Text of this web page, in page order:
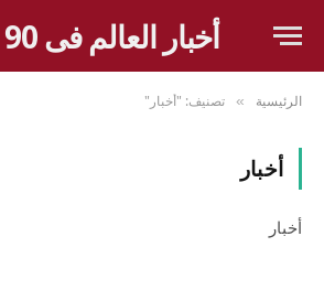
أخبار العالم فى 90 دقيقة
الرئيسية » تصنيف: "أخبار"
أخبار
أخبار